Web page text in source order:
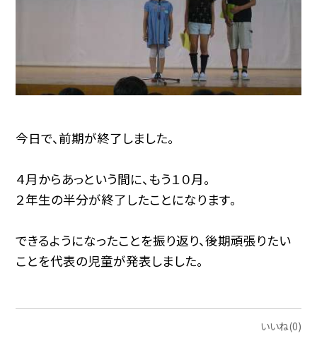
今日で、前期が終了しました。
４月からあっという間に、もう１０月。
２年生の半分が終了したことになります。
できるようになったことを振り返り、後期頑張りたい
ことを代表の児童が発表しました。
いいね(0)